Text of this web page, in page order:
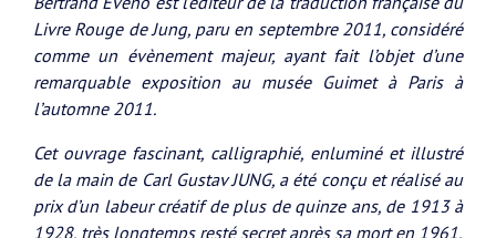
Livre Rouge de Jung, paru en septembre 2011, considéré
comme un évènement majeur, ayant fait l’objet d’une
remarquable exposition au musée Guimet à Paris à
l’automne 2011.
Cet ouvrage fascinant, calligraphié, enluminé et illustré
de la main de Carl Gustav JUNG, a été conçu et réalisé au
prix d’un labeur créatif de plus de quinze ans, de 1913 à
1928, très longtemps resté secret après sa mort en 1961.